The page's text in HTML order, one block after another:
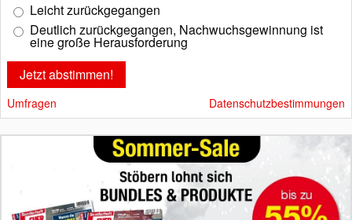
Leicht zurückgegangen
Deutlich zurückgegangen, Nachwuchsgewinnung ist
eine große Herausforderung
Umfragen Datenschutzbestimmungen